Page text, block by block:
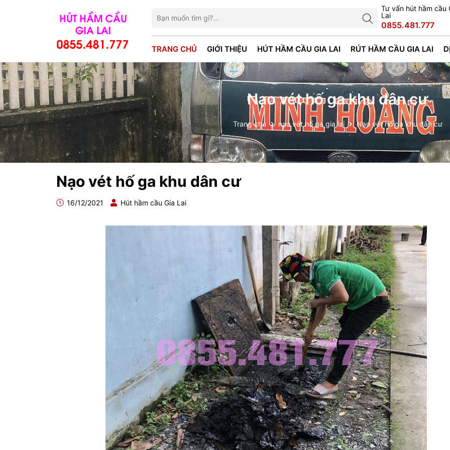
Tư vấn hút hầm cầu
Lai
0855.481.777
TRANG CHỦ GIỚI THIỆU HÚT HẦM CẦU GIA LAI RÚT HẦM CẦU GIA LAI
Nạo vét hố ga khu dân cư
Trang chủ nạo vét hố ga gia lai Nạo vét hố ga khu dân cư
Nạo vét hố ga khu dân cư
16/12/2021 Hút hầm cầu Gia Lai